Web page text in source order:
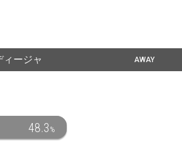
AWAY
ィージャ
48.3 %